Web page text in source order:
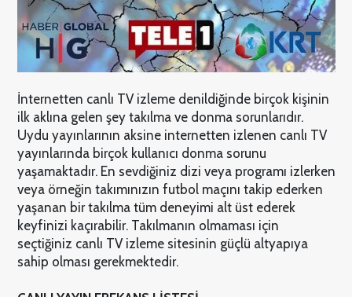
İnternetten canlı TV izleme denildiğinde birçok kişinin
ilk aklına gelen şey takılma ve donma sorunlarıdır.
Uydu yayınlarının aksine internetten izlenen canlı TV
yayınlarında birçok kullanıcı donma sorunu
yaşamaktadır. En sevdiğiniz dizi veya programı izlerken
veya örneğin takımınızın futbol maçını takip ederken
yaşanan bir takılma tüm deneyimi alt üst ederek
keyfinizi kaçırabilir. Takılmanın olmaması için
seçtiğiniz canlı TV izleme sitesinin güçlü altyapıya
sahip olması gerekmektedir.